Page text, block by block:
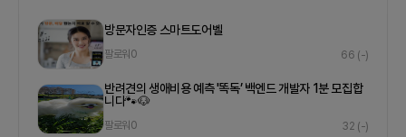
방문자인증 스마트도어벨
팔로워 0 66 (-)
반려견의 생애비용 예측 '똑독’ 백엔드 개발자 1분 모집합
니다🐾🐶
팔로워 0 32 (-)